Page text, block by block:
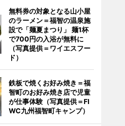
無料券の対象となる山小屋
のラーメン＝福智の温泉施
設で「麺夏まつり」 麺1杯
で700円の入浴が無料に
（写真提供＝ワイエスフー
ド）
鉄板で焼くお好み焼き＝福
智町のお好み焼き店で児童
が仕事体験（写真提供＝FI
WC九州福智町キャンプ）